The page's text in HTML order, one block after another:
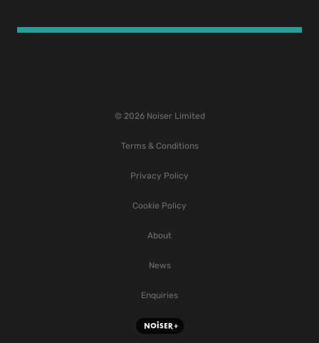
© 2026 Noiser Limited
Terms & Conditions
Privacy Policy
Cookie Policy
About
News
Enquiries